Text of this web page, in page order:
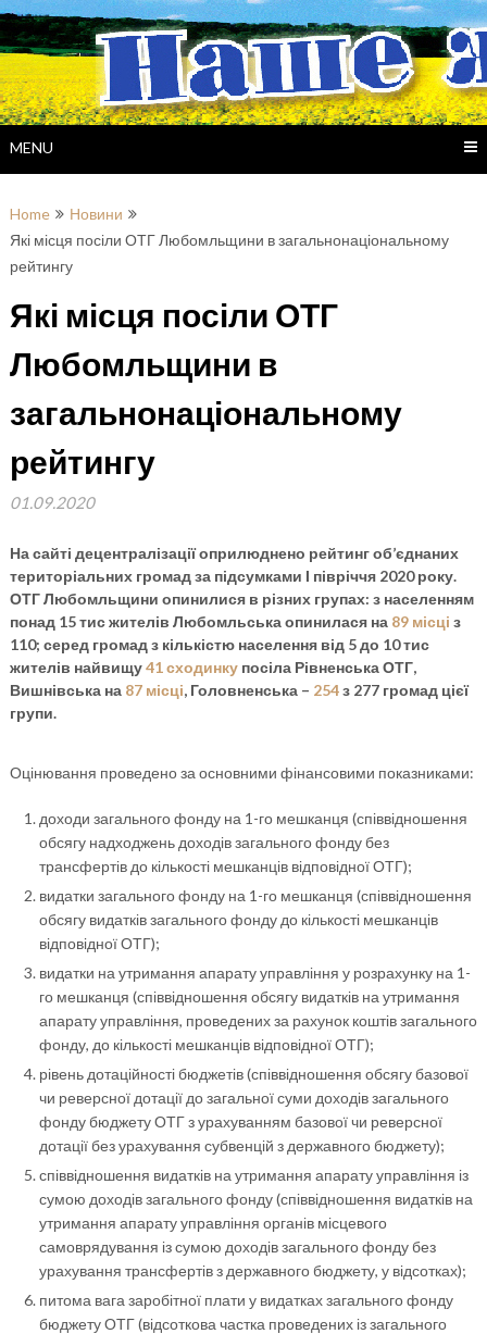
Skip
to
content
MENU
Home
Новини
Які місця посіли ОТГ Любомльщини в загальнонаціональному
рейтингу
Які місця посіли ОТГ
Любомльщини в
загальнонаціональному
рейтингу
01.09.2020
На сайті децентралізації оприлюднено рейтинг об’єднаних
територіальних громад за підсумками І півріччя 2020 року.
ОТГ Любомльщини опинилися в різних групах: з населенням
понад 15 тис жителів Любомльська опинилася на 89 місці з
110; серед громад з кількістю населення від 5 до 10 тис
жителів найвищу41 сходинкупосіла Рівненська ОТГ,
Вишнівська на 87 місці, Головненська – 254з 277 громад цієї
групи.
Оцінювання проведено за основними фінансовими показниками:
доходи загального фонду на 1-го мешканця (співвідношення
обсягу надходжень доходів загального фонду без
трансфертів до кількості мешканців відповідної ОТГ);
видатки загального фонду на 1-го мешканця (співвідношення
обсягу видатків загального фонду до кількості мешканців
відповідної ОТГ);
видатки на утримання апарату управління у розрахунку на 1-
го мешканця (співвідношення обсягу видатків на утримання
апарату управління, проведених за рахунок коштів загального
фонду, до кількості мешканців відповідної ОТГ);
рівень дотаційності бюджетів (співвідношення обсягу базової
чи реверсної дотації до загальної суми доходів загального
фонду бюджету ОТГ з урахуванням базової чи реверсної
дотації без урахування субвенцій з державного бюджету);
співвідношення видатків на утримання апарату управління із
сумою доходів загального фонду (співвідношення видатків на
утримання апарату управління органів місцевого
самоврядування із сумою доходів загального фонду без
урахування трансфертів з державного бюджету, у відсотках);
питома вага заробітної плати у видатках загального фонду
бюджету ОТГ (відсоткова частка проведених із загального